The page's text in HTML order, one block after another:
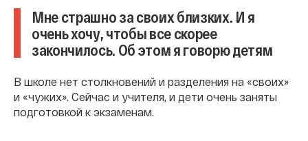
Мне страшно за своих близких. И я
очень хочу, чтобы все скорее
закончилось. Об этом я говорю детям
В школе нет столкновений и разделения на «своих»
и «чужих». Сейчас и учителя, и дети очень заняты
подготовкой к экзаменам.